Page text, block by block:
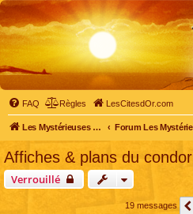
FAQ Règles LesCitesdOr.com
Les Mystérieuses Cités d'Or - LesCitesdOr.com
Affiches & plans du condor
Verrouillé
19 messages